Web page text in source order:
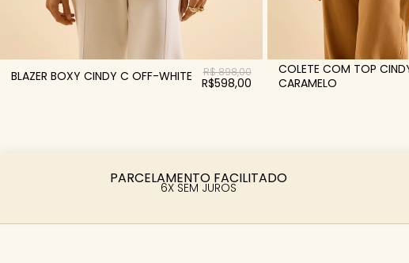
BLAZER BOXY CINDY C OFF-WHITE R$ 898,00
R$598,00
COLETE COM TOP
CARAMELO
PARCELAMENTO FACILITADO
6X SEM JUROS